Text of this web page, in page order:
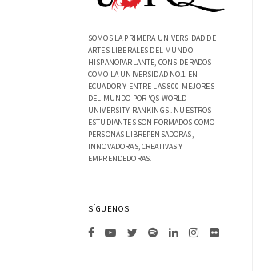
SOMOS LA PRIMERA UNIVERSIDAD DE
ARTES LIBERALES DEL MUNDO
HISPANOPARLANTE, CONSIDERADOS
COMO LA UNIVERSIDAD NO.1 EN
ECUADOR Y ENTRE LAS 800 MEJORES
DEL MUNDO POR 'QS WORLD
UNIVERSITY RANKINGS'. NUESTROS
ESTUDIANTES SON FORMADOS COMO
PERSONAS LIBREPENSADORAS,
INNOVADORAS, CREATIVAS Y
EMPRENDEDORAS.
SÍGUENOS